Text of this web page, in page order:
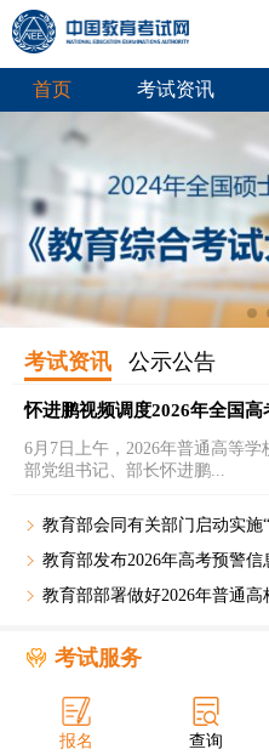
首页 考试资讯
考试资讯 公示公告
怀进鹏视频调度2026年全国高
6月7日上午，2026年普通高等
部党组书记、部长怀进鹏...
教育部会同有关部门启动实施
教育部发布2026年高考预警信
教育部部署做好2026年普通高
考试服务
报名 查询